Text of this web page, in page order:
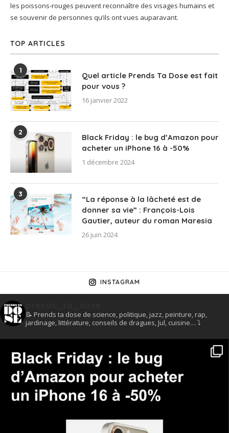
les poissons-rouges peuvent reconnaître des visages humains et
se souvenir de personnes qu’ils ont vues auparavant.
TOP ARTICLES
1
Quel article Prends Ta Dose est fait
pour vous ?
16 janvier 2022
2
Black Friday : le bug d’Amazon pour
acheter un iPhone 16 à -50%
1 décembre 2024
3
“La réponse à la lâcheté est de
donner sa vie” : François-Lois
Gautier, auteur du roman Maresia
26 juin 2024
INSTAGRAM
📝 Prends ta dose de science, politique, jazz, peinture, rap,
jardinage, littérature, conseils de dragues, Jul, cuisine… ⤵️